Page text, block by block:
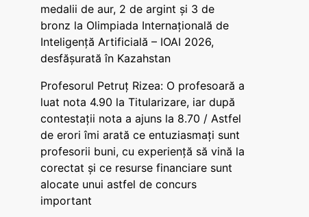
medalii de aur, 2 de argint și 3 de
bronz la Olimpiada Internațională de
Inteligență Artificială – IOAI 2026,
desfășurată în Kazahstan
Profesorul Petruț Rizea: O profesoară a
luat nota 4.90 la Titularizare, iar după
contestații nota a ajuns la 8.70 / Astfel
de erori îmi arată ce entuziasmați sunt
profesorii buni, cu experiență să vină la
corectat și ce resurse financiare sunt
alocate unui astfel de concurs
important